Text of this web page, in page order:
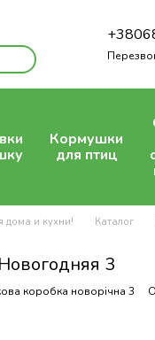
Кормушки
для птиц
дома и кухни! Каталог
3
коробка новорічна 3